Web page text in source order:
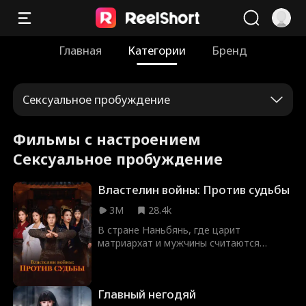
Главная Категории Бренд
Сексуальное пробуждение
Фильмы с настроением
Сексуальное пробуждение
Властелин войны: Против судьбы
3M
28.4k
В стране Наньбянь, где царит
матриархат и мужчины считаются
терпит насмешки и унижения от женских
Главный негодяй